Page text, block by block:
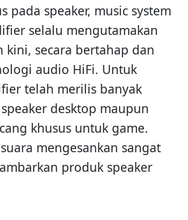
pada speaker, music system
selalu mengutamakan
kini, secara bertahap dan
audio HiFi. Untuk
telah merilis banyak
desktop maupun
khusus untuk game.
mengesankan sangat
produk speaker